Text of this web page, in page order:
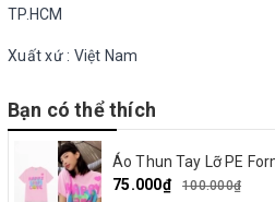
TP.HCM
Xuất xứ : Việt Nam
Bạn có thể thích
75.000₫
100.000₫